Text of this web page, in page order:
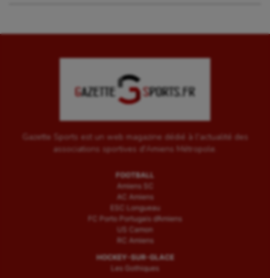
Gazette Sports est un web magazine dédié à l'actualité des
associations sportives d'Amiens Métropole.
FOOTBALL
Amiens SC
AC Amiens
ESC Longueau
FC Porto Portugais d’Amiens
US Camon
RC Amiens
HOCKEY-SUR-GLACE
Les Gothiques